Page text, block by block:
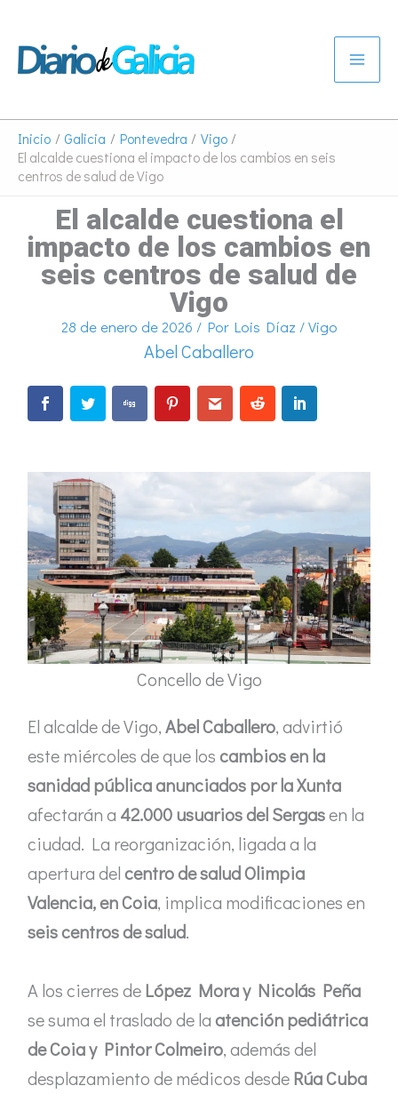
contenido
Inicio Galicia Pontevedra
Vigo
El alcalde cuestiona el impacto de los cambios en seis
centros de salud de Vigo
El alcalde cuestiona el
impacto de los cambios en
seis centros de salud de
Vigo
28 de enero de 2026 / Por Lois Díaz /Vigo
Abel Caballero
Concello de Vigo
El alcalde de Vigo,Abel Caballero, advirtió
este miércoles de que loscambios en la
sanidad pública anunciados por la Xunta
afectarán a 42.000 usuarios del Sergasen la
ciudad. La reorganización, ligada a la
apertura delcentro de salud Olimpia
Valencia, en Coia, implica modificaciones en
seis centros de salud.
A los cierres deLópez Mora y Nicolás Peña
se suma el traslado de laatención pediátrica
de Coia y Pintor Colmeiro, además del
desplazamiento de médicos desdeRúa Cuba